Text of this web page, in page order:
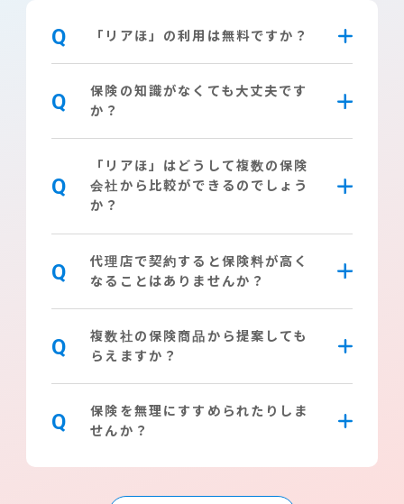
Q 「リアほ」の利用は無料ですか？
Q
保険の知識がなくても大丈夫です
か？
Q
「リアほ」はどうして複数の保険
会社から比較ができるのでしょう
か？
Q
代理店で契約すると保険料が高く
なることはありませんか？
Q
複数社の保険商品から提案しても
らえますか？
Q
保険を無理にすすめられたりしま
せんか？